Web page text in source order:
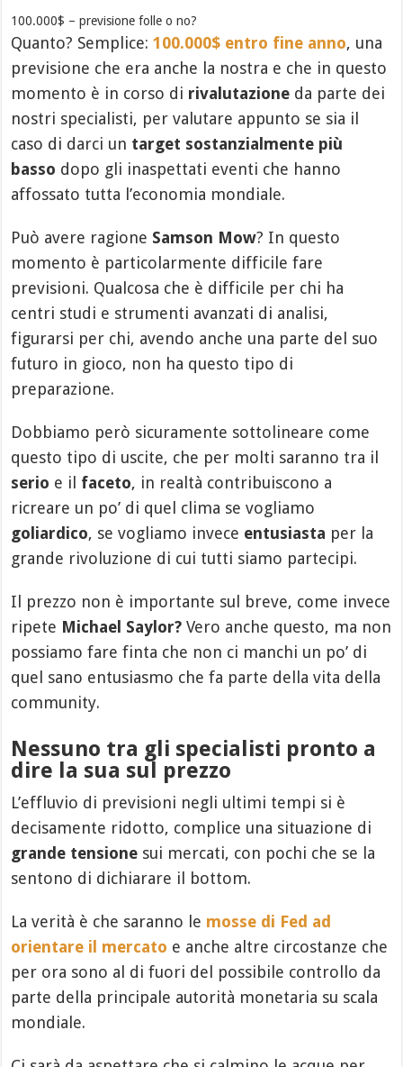
100.000$ – previsione folle o no?
Quanto? Semplice:100.000$ entro fine anno, una
previsione che era anche la nostra e che in questo
momento è in corso di rivalutazione da parte dei
nostri specialisti, per valutare appunto se sia il
caso di darci un target sostanzialmente più
basso dopo gli inaspettati eventi che hanno
affossato tutta l’economia mondiale.
Può avere ragione Samson Mow? In questo
momento è particolarmente difficile fare
previsioni. Qualcosa che è difficile per chi ha
centri studi e strumenti avanzati di analisi,
figurarsi per chi, avendo anche una parte del suo
futuro in gioco, non ha questo tipo di
preparazione.
Dobbiamo però sicuramente sottolineare come
questo tipo di uscite, che per molti saranno tra il
serio e il faceto, in realtà contribuiscono a
ricreare un po’ di quel clima se vogliamo
goliardico, se vogliamo invece entusiasta per la
grande rivoluzione di cui tutti siamo partecipi.
Il prezzo non è importante sul breve, come invece
ripete Michael Saylor? Vero anche questo, ma non
possiamo fare finta che non ci manchi un po’ di
quel sano entusiasmo che fa parte della vita della
community.
Nessuno tra gli specialisti pronto a
dire la sua sul prezzo
L’effluvio di previsioni negli ultimi tempi si è
decisamente ridotto, complice una situazione di
grande tensione sui mercati, con pochi che se la
sentono di dichiarare il bottom.
La verità è che saranno le mosse di Fed ad
orientare il mercato e anche altre circostanze che
per ora sono al di fuori del possibile controllo da
parte della principale autorità monetaria su scala
mondiale.